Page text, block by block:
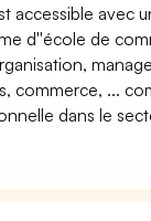
accessible avec
d''école de
commerce, ...
dans le